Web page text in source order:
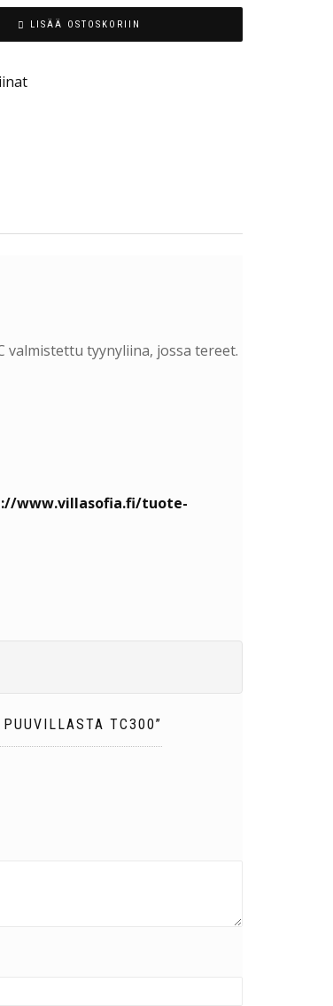
LISÄÄ OSTOSKORIIN
valmistettu tyynyliina, jossa tereet.
www.villasofia.fi/tuote-
TC300”